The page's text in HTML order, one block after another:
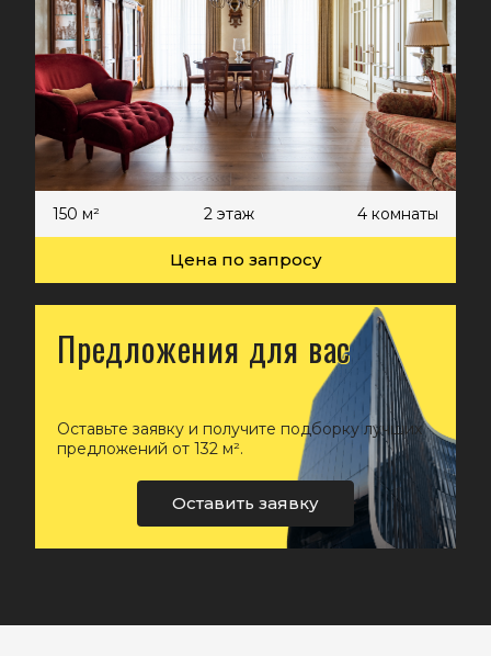
150 м² 2 этаж 4 комнаты
Цена по запросу
Предложения для вас
Оставьте заявку и получите подборку лучших
предложений от 132 м².
Оставить заявку